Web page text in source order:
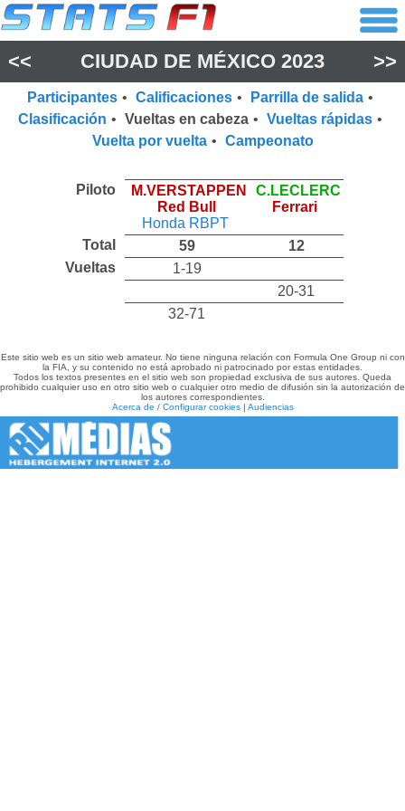
<< CIUDAD DE MÉXICO 2023 >>
Participantes • Calificaciones • Parrilla de salida •
Clasificación • Vueltas en cabeza • Vueltas rápidas •
Vuelta por vuelta • Campeonato
Piloto
M.VERSTAPPEN
Red Bull
Honda RBPT
C.LECLERC
Ferrari
Total 59
12
Vueltas
1-19
20-31
32-71
Este sitio web es un sitio web amateur. No tiene ninguna relación con Formula One Group ni con
la FIA, y su contenido no está aprobado ni patrocinado por estas entidades.
Todos los textos presentes en el sitio web son propiedad exclusiva de sus autores. Queda
prohibido cualquier uso en otro sitio web o cualquier otro medio de difusión sin la autorización de
los autores correspondientes.
Acerca de / Configurar cookies| Audiencias